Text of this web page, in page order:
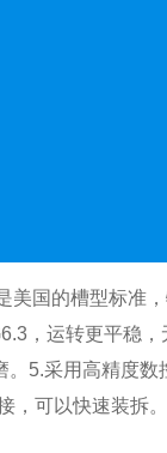
美国的槽型标准
，运转更平稳，
5.采用高精度数
，可以快速装拆